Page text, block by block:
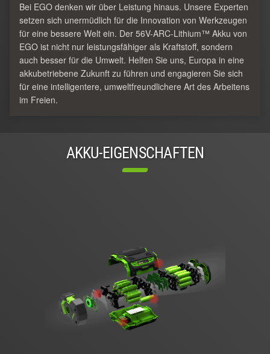
Bei EGO denken wir über Leistung hinaus. Unsere Experten
setzen sich unermüdlich für die Innovation von Werkzeugen
für eine bessere Welt ein. Der 56V-ARC-Lithium™ Akku von
EGO ist nicht nur leistungsfähiger als Kraftstoff, sondern
auch besser für die Umwelt. Helfen Sie uns, Europa in eine
akkubetriebene Zukunft zu führen und engagieren Sie sich
für eine intelligentere, umweltfreundlichere Art des Arbeitens
im Freien.
AKKU-EIGENSCHAFTEN